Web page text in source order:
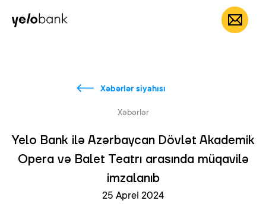
Fərdi Biznes AZ
Xəbərlər siyahısı
Xəbərlər
Yelo Bank ilə Azərbaycan Dövlət Akademik
Opera və Balet Teatrı arasında müqavilə
imzalanıb
25 Aprel 2024